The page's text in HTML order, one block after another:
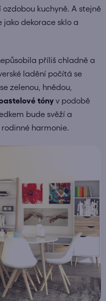
ozdobou kuchyně. A stejně
dekorace sklo a
příliš chladně a
ladění počítá se
zelenou, hnědou,
tóny v podobě
bude svěží a
harmonie.